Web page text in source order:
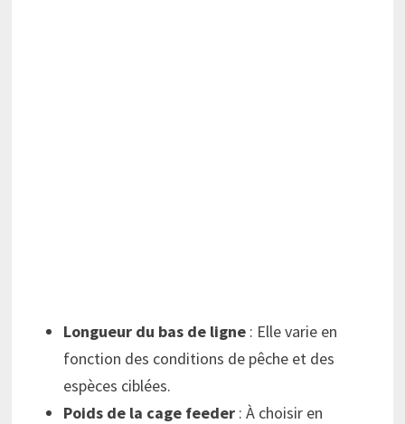
Longueur du bas de ligne: Elle varie en
fonction des conditions de pêche et des
espèces ciblées.
Poids de la cage feeder: À choisir en